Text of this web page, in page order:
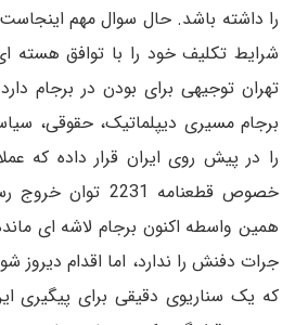
را داشته باشد. حال سوال مهم اینجاست
شرایط تکلیف خود را با توافق هسته
تهران توجیهی برای بودن در برجام
برجام مسیری دیپلماتیک، حقوقی،
را در پیش روی ایران قرار داده که
خصوص قطعنامه
همین واسطه اکنون برجام لاشه ای
جرات دفنش را ندارد، اما اقدام دیروز
که یک سناریوی دقیقی برای پیگیری